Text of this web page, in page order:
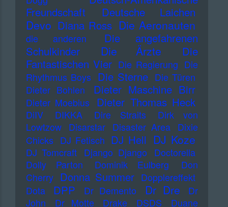
Freundschaft
Deutsche Laichen
Devo Diana Ross Die Aeronauten
die anderen
Die angefahrenen
Schulkinder
Die Ärzte
Die
Fantastischen Vier Die Regierung Die
Rhythmus Boys Die Sterne Die Türen
Dieter Bohlen
Dieter Maschine Birr
Dieter Moebius Dieter Thomas Heck
DiIV DIKKA Dire Straits
Dirk von
Lowtzow
Disarstar Disaster Area
Dixie
Chicks DJ Fetisch DJ Hell DJ Koze
DJ Tomcraft Django Django
Doctorella
Dolly Parton
Dominik Eulberg
Don
Cherry Donna Summer Dopplereffekt
Dota
DPP Dr Demento Dr Dre
Dr
John
Dr Motte Drake DSDS
Duane